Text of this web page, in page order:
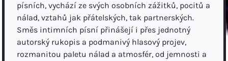
písních, vychází ze svých osobních zážitků, pocitů a
nálad, vztahů jak přátelských, tak partnerských.
Směs intimních písní přinášejí i přes jednotný
autorský rukopis a podmanivý hlasový projev,
rozmanitou paletu nálad a atmosfér, od jemnosti a